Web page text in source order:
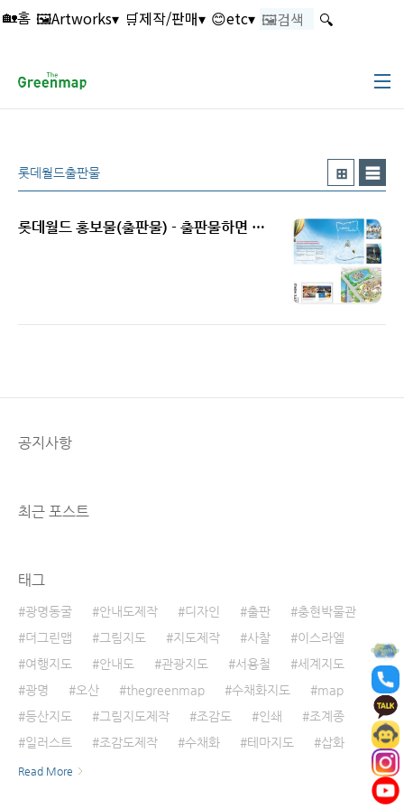
🏡홈 🖼️Artworks▾ 🛒제작/판매▾ 😊etc▾ 🔍
롯데월드출판물
롯데월드 홍보물(출판물) - 출판물하면 더그린맵
공지사항
최근 포스트
태그
광명동굴 안내도제작 디자인 출판
충현박물관
더그린맵
그림지도 지도제작 사찰
이스라엘
여행지도
안내도 관광지도 서용철
세계지도
광명
오산 thegreenmap 수채화지도
map
등산지도
그림지도제작 조감도 인쇄
조계종
일러스트
조감도제작 수채화 테마지도 삽화
Read More